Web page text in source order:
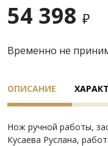
54 398 ₽
Временно не
ОПИСАНИЕ
Нож ручной работы,
Кусаева Руслана,